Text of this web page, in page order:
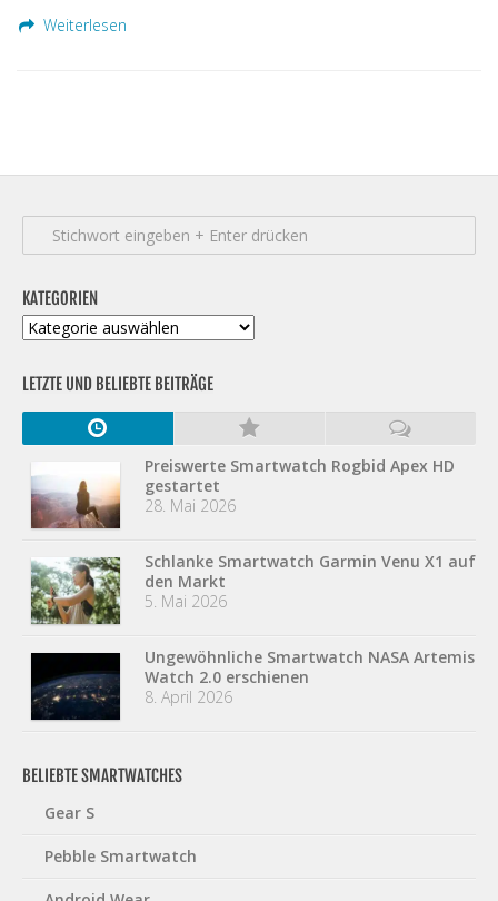
Weiterlesen
KATEGORIEN
Kategorien
LETZTE UND BELIEBTE BEITRÄGE
Preiswerte Smartwatch Rogbid Apex HD
gestartet
28. Mai 2026
Schlanke Smartwatch Garmin Venu X1 auf
den Markt
5. Mai 2026
Ungewöhnliche Smartwatch NASA Artemis
Watch 2.0 erschienen
8. April 2026
BELIEBTE SMARTWATCHES
Gear S
Pebble Smartwatch